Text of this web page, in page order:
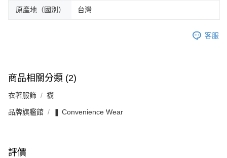
原產地（國別） 台灣
客服
商品相關分類 (2)
衣著服飾 襪
品牌旗艦館 ❚ Convenience Wear
評價